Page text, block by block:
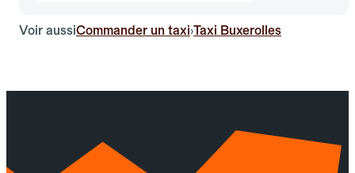
Voir aussiCommander un taxi›Taxi Buxerolles